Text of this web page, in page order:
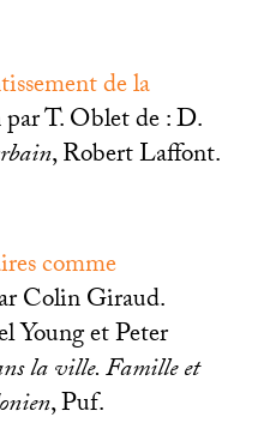
de la
par T. Oblet de : D.
, Robert Laffont.
comme
Colin Giraud.
Young et Peter
la ville. Famille et
, Puf.